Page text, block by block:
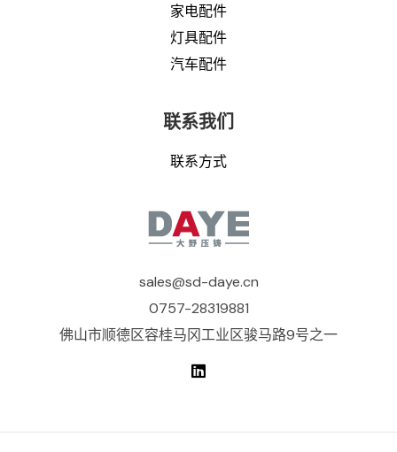
家电配件
灯具配件
汽车配件
联系我们
联系方式
sales@sd-daye.cn
0757-28319881
佛山市顺德区容桂马冈工业区骏马路9号之一